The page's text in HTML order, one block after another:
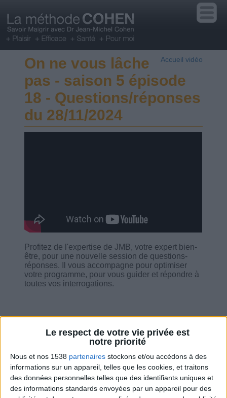
Le respect de votre vie privée est
notre priorité
Nous et nos 1538 partenaires stockons et/ou accédons à des
informations sur un appareil, telles que les cookies, et traitons
des données personnelles telles que des identifiants uniques et
des informations standards envoyées par un appareil pour des
Accueil vidéo
On ne vous lâche
pas - saison 5 épisode
18 - Questions/réponses
du 28/11/2024
Profitez de l'expertise de JMB, votre expert bien-
être, pour une nouvelle session de questions-
réponses. Il vous accompagne pour optimiser
votre programme, pour vous guider et répondre à
toutes vos interrogations.
Combien de kilos souhaitez-vous perdre ?
Moins de
5 kilos
De 5 à 10
kilos
Plus de
10 kilos